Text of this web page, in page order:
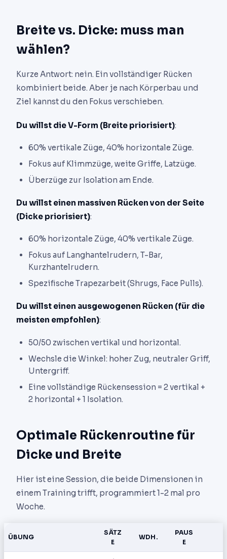
Breite vs. Dicke: muss man
wählen?
Kurze Antwort: nein. Ein vollständiger Rücken
kombiniert beide. Aber je nach Körperbau und
Ziel kannst du den Fokus verschieben.
Du willst die V-Form (Breite priorisiert):
60% vertikale Züge, 40% horizontale Züge.
Fokus auf Klimmzüge, weite Griffe, Latzüge.
Überzüge zur Isolation am Ende.
Du willst einen massiven Rücken von der Seite
(Dicke priorisiert):
60% horizontale Züge, 40% vertikale Züge.
Fokus auf Langhantelrudern, T-Bar,
Kurzhantelrudern.
Spezifische Trapezarbeit (Shrugs, Face Pulls).
Du willst einen ausgewogenen Rücken (für die
meisten empfohlen):
50/50 zwischen vertikal und horizontal.
Wechsle die Winkel: hoher Zug, neutraler Griff,
Untergriff.
Eine vollständige Rückensession = 2 vertikal +
2 horizontal + 1 Isolation.
Optimale Rückenroutine für
Dicke und Breite
Hier ist eine Session, die beide Dimensionen in
einem Training trifft, programmiert 1-2 mal pro
Woche.
ÜBUNG
SÄTZ
E
WDH.
PAUS
E